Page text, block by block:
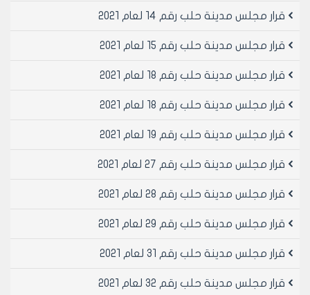
1-شارع بارون من البنك المركزي مروراً بشارع أوغاريت حتى
العظمة).
لبيع العصير والجبنة مع وجود فلتر نظامي ومحلات بيع
التالية:
مادة/2/-تعتبر المواقع والشوارع التالية شوارع سياحية
ويمنع فيها تراخيص لبيع اللحومات بأنواعها والمأكولات
المشبك – القطايف – البطاطا المقلية – الهمبرغر وهي:
2- شارع من ساحة سعد الله الجابري حتى نهاية صالة الأسد
3- شارع شرقي جامع الصديق حتى تقاطع مؤسسة الكهرباء
قرار مجلس مدينة حلب رقم 14 لعام 2021
قرار مجلس مدينة حلب رقم 15 لعام 2021
قرار مجلس مدينة حلب رقم 18 لعام 2021
قرار مجلس مدينة حلب رقم 18 لعام 2021
قرار مجلس مدينة حلب رقم 19 لعام 2021
قرار مجلس مدينة حلب رقم 27 لعام 2021
قرار مجلس مدينة حلب رقم 28 لعام 2021
قرار مجلس مدينة حلب رقم 29 لعام 2021
قرار مجلس مدينة حلب رقم 31 لعام 2021
قرار مجلس مدينة حلب رقم 32 لعام 2021